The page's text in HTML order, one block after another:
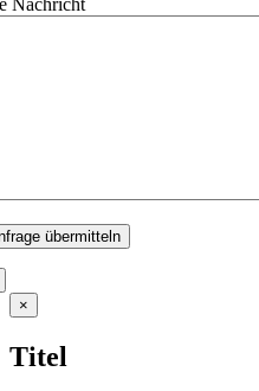
Nachricht
Close
product
view
×
Titel